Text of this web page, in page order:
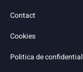
Contact
Cookies
Politica de